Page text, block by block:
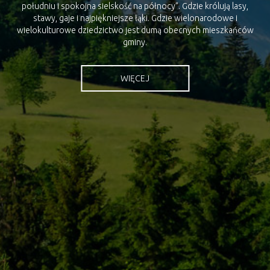
południu i spokojna sielskość na północy”. Gdzie królują lasy,
stawy, gaje i najpiękniejsze łąki. Gdzie wielonarodowe i
wielokulturowe dziedzictwo jest dumą obecnych mieszkańców
gminy.
WIĘCEJ
gminy.